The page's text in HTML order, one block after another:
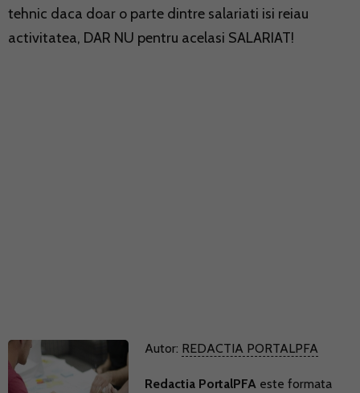
tehnic daca doar o parte dintre salariati isi reiau
activitatea, DAR NU pentru acelasi SALARIAT!
Autor: REDACTIA PORTALPFA
Redactia PortalPFA este formata